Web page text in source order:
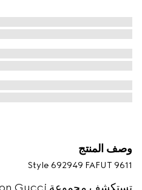
وصف المنتج
Style ‎692949 FAFUT 9611